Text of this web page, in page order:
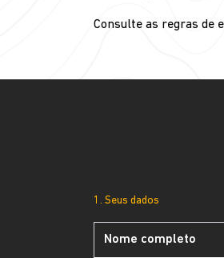
Consulte as regras de
1. Seus dados